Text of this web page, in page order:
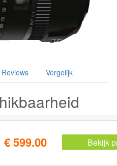
Reviews Vergelijk
€ 599.00 Bekijk